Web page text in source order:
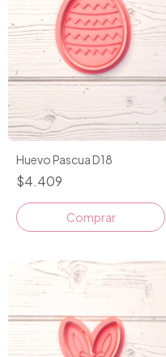
Huevo Pascua D18
$4.409
Comprar